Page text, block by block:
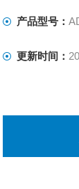
产品型号：
更新时间：